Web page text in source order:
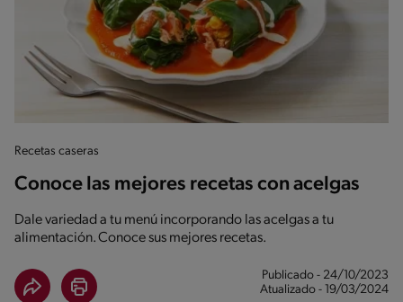
Recetas caseras
Conoce las mejores recetas con acelgas
Dale variedad a tu menú incorporando las acelgas a tu
alimentación. Conoce sus mejores recetas.
Publicado - 24/10/2023
Atualizado - 19/03/2024